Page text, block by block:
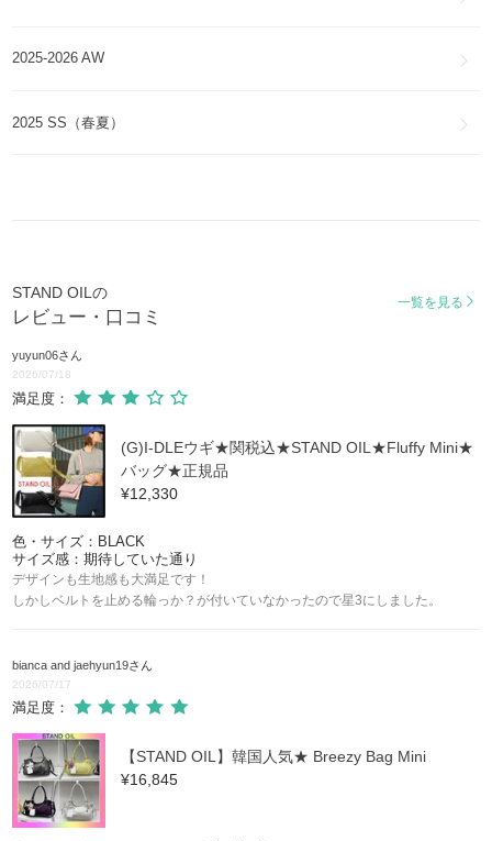
2025-2026 AW
2025 SS（春夏）
STAND OILの
レビュー・口コミ
一覧を見る
yuyun06さん
2026/07/18
満足度：
(G)I-DLEウギ★関税込★STAND OIL★Fluffy Mini★
バッグ★正規品
¥12,330
色・サイズ：BLACK
サイズ感：期待していた通り
デザインも生地感も大満足です！
しかしベルトを止める輪っか？が付いていなかったので星3にしました。
bianca and jaehyun19さん
2026/07/17
満足度：
【STAND OIL】韓国人気★ Breezy Bag Mini
¥16,845